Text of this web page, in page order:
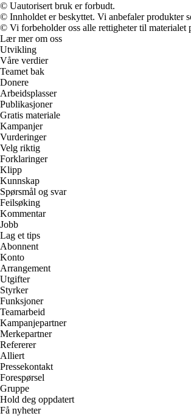
© Uautorisert bruk er forbudt.
© Innholdet er beskyttet. Vi anbefaler produkter
© Vi forbeholder oss alle rettigheter til materialet
Lær mer om oss
Utvikling
Våre verdier
Teamet bak
Donere
Arbeidsplasser
Publikasjoner
Gratis materiale
Kampanjer
Vurderinger
Velg riktig
Forklaringer
Klipp
Kunnskap
Spørsmål og svar
Feilsøking
Kommentar
Jobb
Lag et tips
Abonnent
Konto
Arrangement
Utgifter
Styrker
Funksjoner
Teamarbeid
Kampanjepartner
Merkepartner
Refererer
Alliert
Pressekontakt
Forespørsel
Gruppe
Hold deg oppdatert
Få nyheter